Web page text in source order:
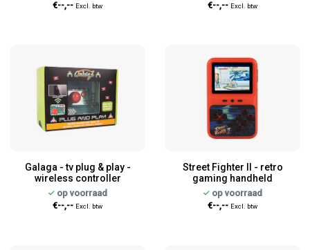
€--,-- Excl. btw €--,-- Excl. btw
Galaga - tv plug & play -
wireless controller
op voorraad
€--,-- Excl. btw
Street Fighter II - retro
gaming handheld
op voorraad
€--,-- Excl. btw